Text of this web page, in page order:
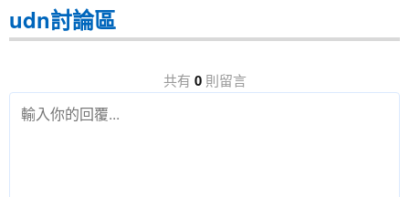
udn討論區
共有 0則留言